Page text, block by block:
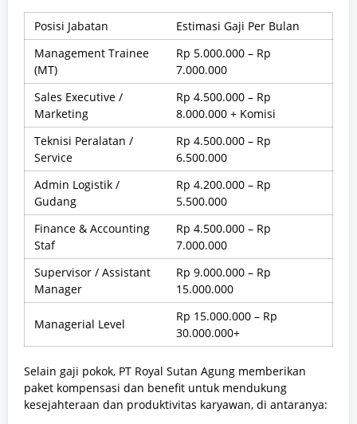
Posisi Jabatan
Estimasi Gaji Per Bulan
Management Trainee
(MT)
Rp 5.000.000 – Rp
7.000.000
Sales Executive /
Marketing
Rp 4.500.000 – Rp
8.000.000 + Komisi
Teknisi Peralatan /
Service
Rp 4.500.000 – Rp
6.500.000
Admin Logistik /
Gudang
Rp 4.200.000 – Rp
5.500.000
Finance & Accounting
Staf
Rp 4.500.000 – Rp
7.000.000
Supervisor / Assistant
Manager
Rp 9.000.000 – Rp
15.000.000
Managerial Level
Rp 15.000.000 – Rp
30.000.000+
Selain gaji pokok, PT Royal Sutan Agung memberikan
paket kompensasi dan benefit untuk mendukung
kesejahteraan dan produktivitas karyawan, di antaranya: